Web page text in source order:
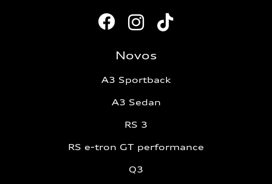
Novos
A3 Sportback
A3 Sedan
RS 3
RS e-tron GT performance
Q3